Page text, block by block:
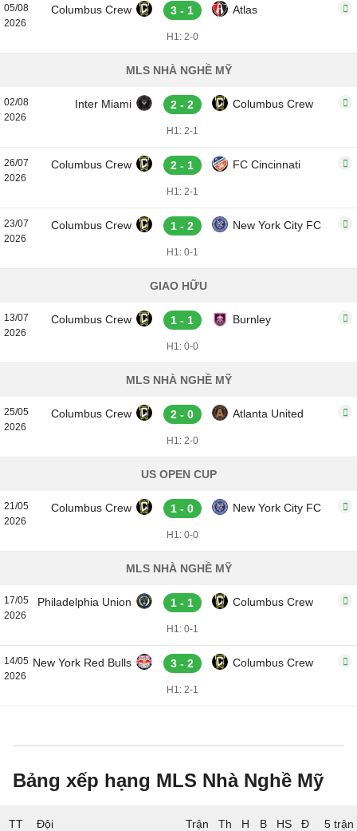
05/08
2026
Columbus Crew 3 - 1 Atlas
H1: 2-0
MLS NHÀ NGHỀ MỸ
02/08
2026
Inter Miami 2 - 2 Columbus Crew
H1: 2-1
26/07
2026
Columbus Crew 2 - 1 FC Cincinnati
H1: 2-1
23/07
2026
Columbus Crew 1 - 2 New York City FC
H1: 0-1
GIAO HỮU
13/07
2026
Columbus Crew 1 - 1 Burnley
H1: 0-0
MLS NHÀ NGHỀ MỸ
25/05
2026
Columbus Crew 2 - 0 Atlanta United
H1: 2-0
US OPEN CUP
21/05
2026
Columbus Crew 1 - 0 New York City FC
H1: 0-0
MLS NHÀ NGHỀ MỸ
17/05
2026
Philadelphia Union 1 - 1 Columbus Crew
H1: 0-1
14/05
2026
New York Red Bulls 3 - 2 Columbus Crew
H1: 2-1
Bảng xếp hạng MLS Nhà Nghề Mỹ
TT Đội 5 trận